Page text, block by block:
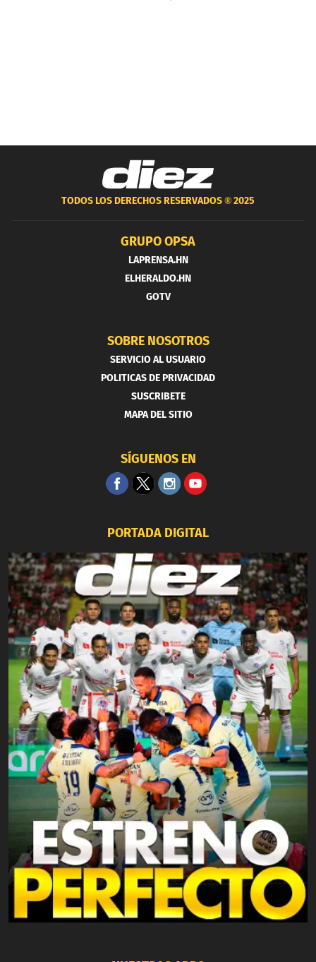
TODOS LOS DERECHOS RESERVADOS ®2025
GRUPO OPSA
LAPRENSA.HN
ELHERALDO.HN
GOTV
SOBRE NOSOTROS
SERVICIO AL USUARIO
POLITICAS DE PRIVACIDAD
SUSCRIBETE
MAPA DEL SITIO
SÍGUENOS EN
PORTADA DIGITAL